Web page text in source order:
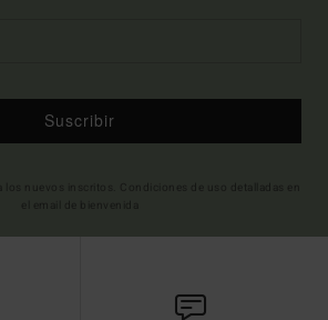
Suscribir